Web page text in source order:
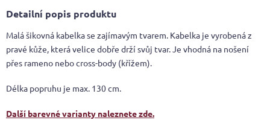
Detailní popis produktu
Malá šikovná kabelka se zajímavým tvarem. Kabelka je vyrobená z
pravé kůže, která velice dobře drží svůj tvar. Je vhodná na nošení
přes rameno nebo cross-body (křížem).
Délka popruhu je max. 130 cm.
Další barevné varianty naleznete zde.